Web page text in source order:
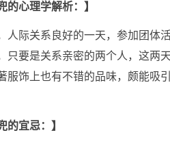
的心理学解析：】
人际关系良好的一天，参加团体
只要是关系亲密的两个人，这两
服饰上也有不错的品味，颇能吸
的宜忌：】